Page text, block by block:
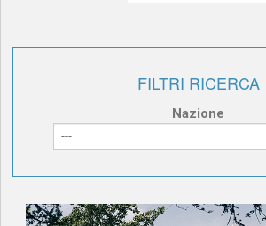
FILTRI RICERCA
Nazione